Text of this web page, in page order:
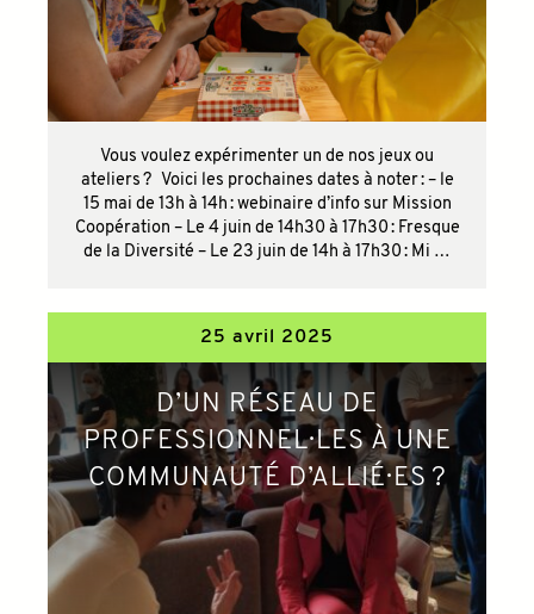
Vous voulez expérimenter un de nos jeux ou
ateliers ? Voici les prochaines dates à noter : – le
15 mai de 13h à 14h : webinaire d’info sur Mission
Coopération – Le 4 juin de 14h30 à 17h30 : Fresque
de la Diversité – Le 23 juin de 14h à 17h30 : Mi …
25 avril 2025
D’UN RÉSEAU DE
PROFESSIONNEL·LES À UNE
COMMUNAUTÉ D’ALLIÉ·ES ?